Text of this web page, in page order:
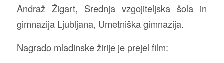
Andraž Žigart, Srednja vzgojiteljska šola in
gimnazija Ljubljana, Umetniška gimnazija.
Nagrado mladinske žirije je prejel film: